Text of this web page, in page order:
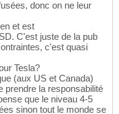
donc on ne leur
et est
C'est juste de la pub
c'est quasi
Tesla?
(aux US et Canada)
prendre la responsabilité
que le niveau 4-5
sinon tout le monde se